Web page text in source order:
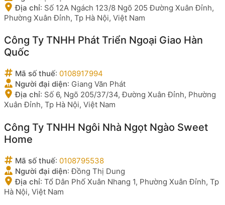
Địa chỉ: Số 12A Ngách 123/8 Ngõ 205 Đường Xuân Đỉnh,
Phường Xuân Đỉnh, Tp Hà Nội, Việt Nam
Công Ty TNHH Phát Triển Ngoại Giao Hàn
Quốc
Mã số thuế: 0108917994
Người đại diện: Giang Văn Phát
Địa chỉ: Số 6, Ngõ 205/37/34, Đường Xuân Đỉnh, Phường
Xuân Đỉnh, Tp Hà Nội, Việt Nam
Công Ty TNHH Ngôi Nhà Ngọt Ngào Sweet
Home
Mã số thuế: 0108795538
Người đại diện:Đồng Thị Dung
Địa chỉ: Tổ Dân Phố Xuân Nhang 1, Phường Xuân Đỉnh, Tp
Hà Nội, Việt Nam